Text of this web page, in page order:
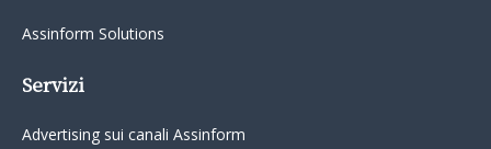
Assinform Solutions
Servizi
Advertising sui canali Assinform